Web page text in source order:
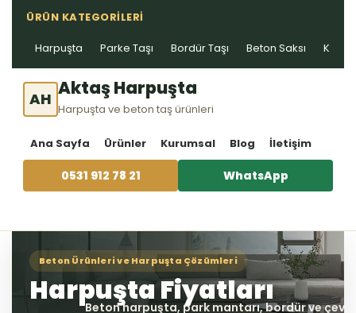
ÜRÜN KATEGORILERI
Harpuşta Parke Taşı Bordür Taşı Beton Saksı Kablo
AH Aktaş Harpuşta
Harpuşta ve beton taş ürünleri
Ana Sayfa Ürünler Kurumsal Blog İletişim
0531 912 78 21 WhatsApp